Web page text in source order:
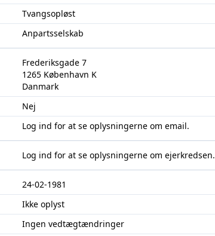
Tvangsopløst
Anpartsselskab
Frederiksgade 7
1265 København K
Danmark
Nej
Log ind for at se oplysningerne om email.
Log ind for at se oplysningerne om ejerkredsen.
24-02-1981
Ikke oplyst
Ingen vedtægtændringer